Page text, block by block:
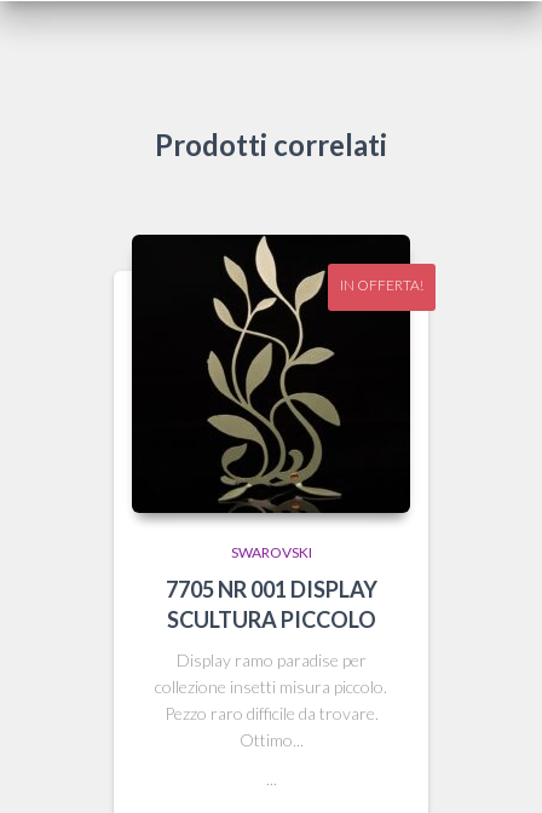
Prodotti correlati
IN OFFERTA!
SWAROVSKI
7705 NR 001 DISPLAY
SCULTURA PICCOLO
Display ramo paradise per
collezione insetti misura piccolo.
Pezzo raro difficile da trovare.
Ottimo...